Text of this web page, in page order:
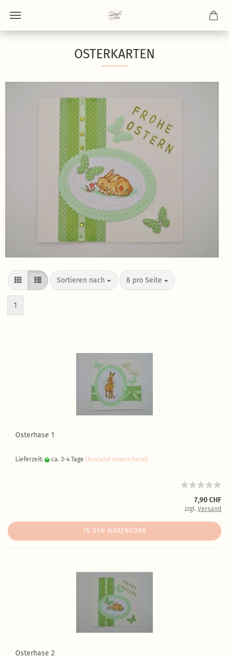
OSTERKARTEN
Sortieren nach 8 pro Seite
1
Osterhase 1
Lieferzeit: ca. 3-4 Tage (Ausland abweichend)
7,90 CHF
zzgl. Versand
IN DEN WARENKORB
Osterhase 2